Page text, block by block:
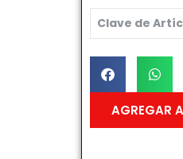
Clave de
AGREGAR